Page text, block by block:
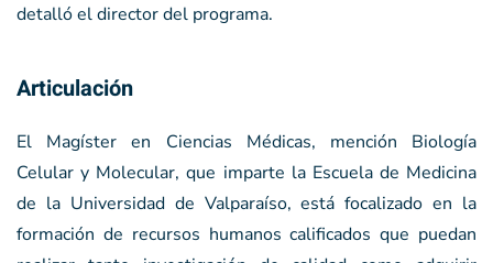
detalló el director del programa.
Articulación
El Magíster en Ciencias Médicas, mención Biología
Celular y Molecular, que imparte la Escuela de Medicina
de la Universidad de Valparaíso, está focalizado en la
formación de recursos humanos calificados que puedan